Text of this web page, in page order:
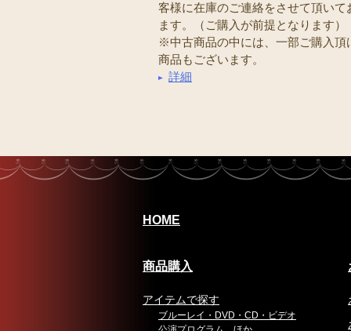
客様に在庫のご連絡をさせて頂いて
ます。（ご購入が前提となります）
※中古商品の中には、一部ご購入頂
商品もございます。
詳細
HOME
商品購入
アイテムで探す
ブルーレイ・DVD・CD・ビデオ